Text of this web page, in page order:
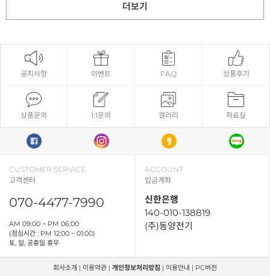
더보기
공지사항 이벤트 FAQ 상품후기
상품문의 1:1문의 갤러리 자료실
CUSTOMER SERVICE
고객센터
070-4477-7990
AM 09:00 ~ PM 06:00
(점심시간 : PM 12:00 ~ 01:00)
토, 일, 공휴일 휴무
ACCOUNT
입금계좌
신한은행
140-010-138819
(주)동양전기
회사소개 | 이용약관 | 개인정보처리방침 | 이용안내 | PC버전